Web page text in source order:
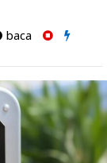
baca